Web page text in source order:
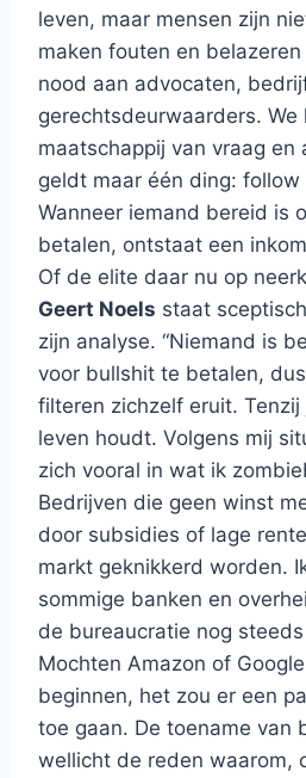
leven, maar mensen zijn
maken fouten en
nood aan advocaten,
gerechtsdeurwaarders. We
maatschappij van vraag en
geldt maar één ding: follow
Wanneer iemand bereid is
betalen, ontstaat een
Of de elite daar nu op
Geert Noels staat
zijn analyse. “Niemand is
voor bullshit te betalen,
filteren zichzelf eruit.
leven houdt. Volgens mij
zich vooral in wat ik
Bedrijven die geen winst
door subsidies of lage
markt geknikkerd worden.
sommige banken en
de bureaucratie nog
Mochten Amazon of
beginnen, het zou er een
toe gaan. De toename van
wellicht de reden waarom,